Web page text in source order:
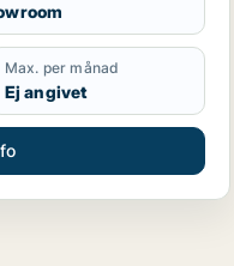
Max. per månad
Ej angivet